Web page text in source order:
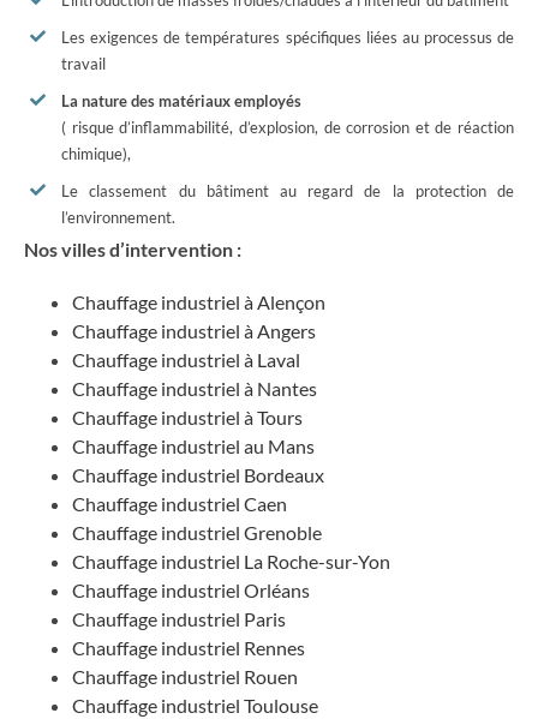
Les exigences de températures spécifiques liées au processus de
travail
La nature des matériaux employés
( risque d’inflammabilité, d’explosion, de corrosion et de réaction
chimique),
Le classement du bâtiment au regard de la protection de
l’environnement.
Nos villes d’intervention :
Chauffage industriel à Alençon
Chauffage industriel à Angers
Chauffage industriel à Laval
Chauffage industriel à Nantes
Chauffage industriel à Tours
Chauffage industriel au Mans
Chauffage industriel Bordeaux
Chauffage industriel Caen
Chauffage industriel Grenoble
Chauffage industriel La Roche-sur-Yon
Chauffage industriel Orléans
Chauffage industriel Paris
Chauffage industriel Rennes
Chauffage industriel Rouen
Chauffage industriel Toulouse